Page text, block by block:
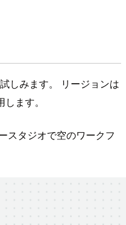
しみます。 リージョンは
ます。
スタジオで空のワークフ